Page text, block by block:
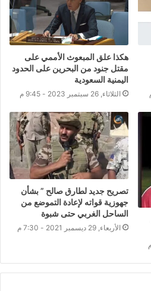
هكذا علق المبعوث الأممي على
مقتل جنود من البحرين على الحدود
اليمنية السعودية
الثلاثاء, 26 سبتمبر 2023 - 9:45 م
تصريح جديد لطارق صالح ” بشأن
جهوزية قواته لإعادة التموضع من
الساحل الغربي حتى شبوة
الأربعاء, 29 ديسمبر 2021 - 7:30 م